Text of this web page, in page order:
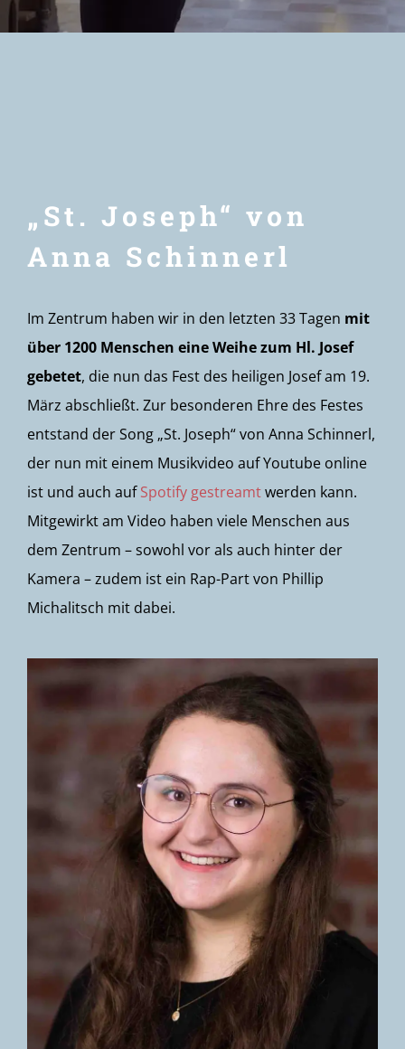
„St. Joseph“ von
Anna Schinnerl
Im Zentrum haben wir in den letzten 33 Tagen mit
über 1200 Menschen eine Weihe zum Hl. Josef
gebetet, die nun das Fest des heiligen Josef am 19.
März abschließt. Zur besonderen Ehre des Festes
entstand der Song „St. Joseph“ von Anna Schinnerl,
der nun mit einem Musikvideo auf Youtube online
ist und auch aufSpotify gestreamtwerden kann.
Mitgewirkt am Video haben viele Menschen aus
dem Zentrum – sowohl vor als auch hinter der
Kamera – zudem ist ein Rap-Part von Phillip
Michalitsch mit dabei.